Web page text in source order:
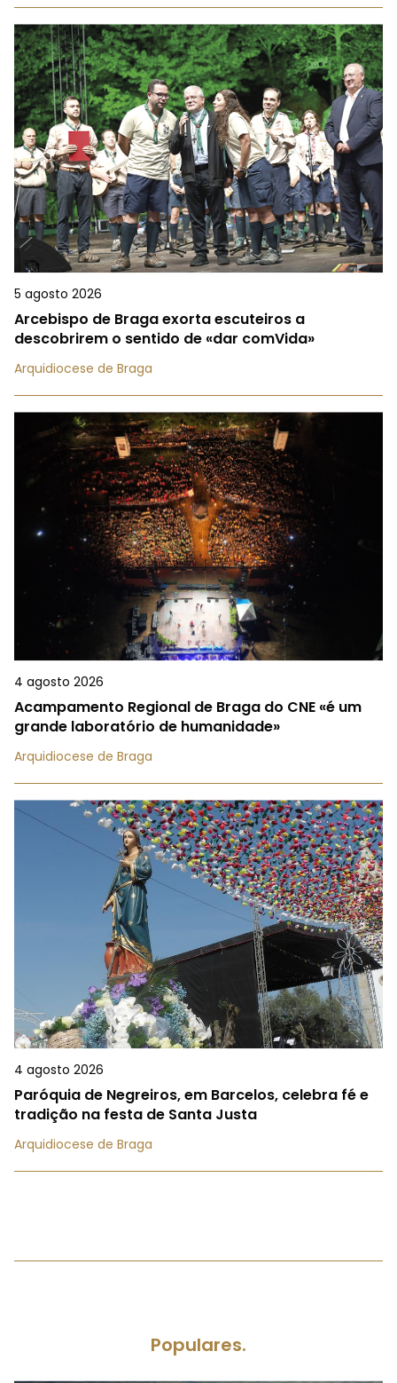
5 agosto 2026
Arcebispo de Braga exorta escuteiros a
descobrirem o sentido de «dar comVida»
Arquidiocese de Braga
4 agosto 2026
Acampamento Regional de Braga do CNE «é um
grande laboratório de humanidade»
Arquidiocese de Braga
4 agosto 2026
Paróquia de Negreiros, em Barcelos, celebra fé e
tradição na festa de Santa Justa
Arquidiocese de Braga
Populares.